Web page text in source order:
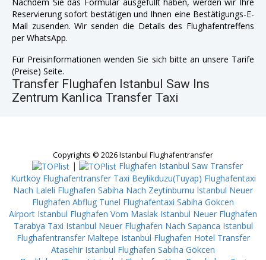
Reservierung sofort bestätigen und Ihnen eine Bestätigungs-E-
Mail zusenden. Wir senden die Details des Flughafentreffens
per WhatsApp.
Für Preisinformationen wenden Sie sich bitte an unsere Tarife
(Preise) Seite.
Transfer Flughafen Istanbul Saw Ins
Zentrum Kanlica Transfer Taxi
Copyrights © 2026 Istanbul Flughafentransfer
|
Flughafen Istanbul Saw Transfer
Kurtköy Flughafentransfer Taxi Beylikduzu(Tuyap) Flughafentaxi
Nach Laleli Flughafen Sabiha Nach Zeytinburnu Istanbul Neuer
Flughafen Abflug Tunel Flughafentaxi Sabiha Gokcen
Airport Istanbul Flughafen Vom Maslak Istanbul Neuer Flughafen
Tarabya Taxi Istanbul Neuer Flughafen Nach Sapanca Istanbul
Flughafentransfer Maltepe Istanbul Flughafen Hotel Transfer
Atasehir Istanbul Flughafen Sabiha Gökcen